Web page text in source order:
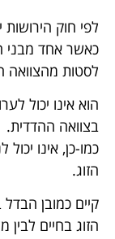
לפי חוק
כאשר אחד מבני
לסטות
הוא אינו יכול
בצוואה ההדדית.
כמו-כן, אינו
הזוג.
קיים כמובן
הזוג בחיים